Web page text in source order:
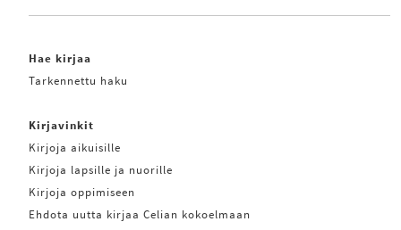
Hae kirjaa
Tarkennettu haku
Kirjavinkit
Kirjoja aikuisille
Kirjoja lapsille ja nuorille
Kirjoja oppimiseen
Ehdota uutta kirjaa Celian kokoelmaan